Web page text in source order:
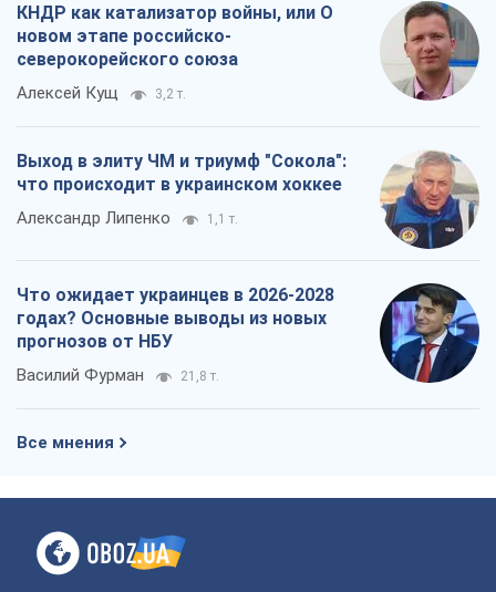
КНДР как катализатор войны, или О
новом этапе российско-
северокорейского союза
Алексей Кущ 3,2 т.
Выход в элиту ЧМ и триумф "Сокола":
что происходит в украинском хоккее
Александр Липенко 1,1 т.
Что ожидает украинцев в 2026-2028
годах? Основные выводы из новых
прогнозов от НБУ
Василий Фурман 21,8 т.
Все мнения